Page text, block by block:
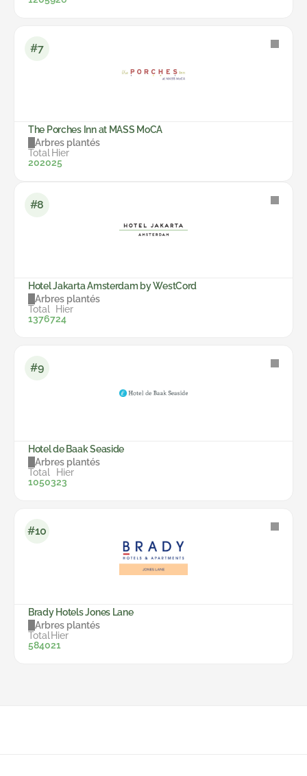
#7
The Porches Inn at MASS MoCA
Arbres plantés
Total
2020
Hier
25
#8
Hotel Jakarta Amsterdam by WestCord
Arbres plantés
Total
13767
Hier
24
#9
Hotel de Baak Seaside
Arbres plantés
Total
10503
Hier
23
#10
Brady Hotels Jones Lane
Arbres plantés
Total
5840
Hier
21